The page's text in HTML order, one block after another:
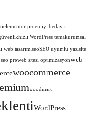
elementor proen iyi bedava
hızlı WordPress temakurumsal
web tasarımıseoSEO uyumlu yazısite
proweb sitesi optimizasyonweb
woocommerce
woodmart
WordPress